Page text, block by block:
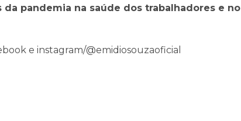
da pandemia na saúde dos trabalhadores e
e instagram/@emidiosouzaoficial